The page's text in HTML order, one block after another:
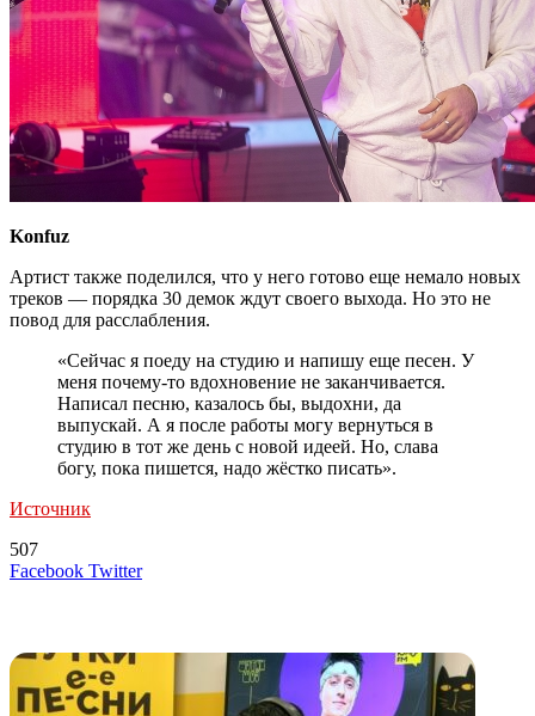
Konfuz
Артист также поделился, что у него готово еще немало новых
треков — порядка 30 демок ждут своего выхода. Но это не
повод для расслабления.
«Сейчас я поеду на студию и напишу еще песен. У
меня почему-то вдохновение не заканчивается.
Написал песню, казалось бы, выдохни, да
выпускай. А я после работы могу вернуться в
студию в тот же день с новой идеей. Но, слава
богу, пока пишется, надо жёстко писать».
Источник
507
Facebook TwitterLinkedIn
Tumblr
Reddit
Вконтакте
Одноклассники
Skype
Messenger
Messenger
WhatsApp
Telegram
Viber
Line
Поделиться
Печатать